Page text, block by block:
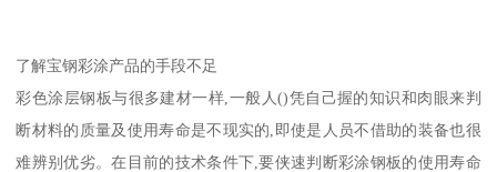
了解宝钢彩涂产品的手段不足
彩色涂层钢板与很多建材一样,一般人()凭自己握的知识和肉眼来判
断材料的质量及使用寿命是不现实的,即使是人员不借助的装备也很
难辨别优劣。在目前的技术条件下,要侠速判断彩涂钢板的使用寿命